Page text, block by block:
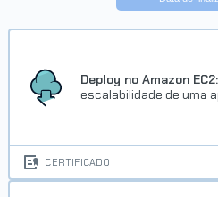
Deploy no Amazon EC2:
escalabilidade de uma
CERTIFICADO